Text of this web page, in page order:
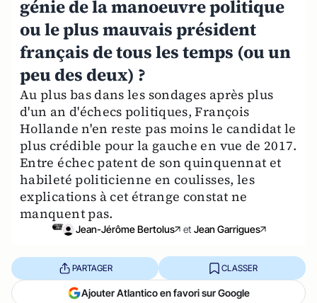
génie de la manoeuvre politique
ou le plus mauvais président
français de tous les temps (ou un
peu des deux) ?
Au plus bas dans les sondages après plus
d'un an d'échecs politiques, François
Hollande n'en reste pas moins le candidat le
plus crédible pour la gauche en vue de 2017.
Entre échec patent de son quinquennat et
habileté politicienne en coulisses, les
explications à cet étrange constat ne
manquent pas.
Jean-Jérôme Bertolus et Jean Garrigues
PARTAGER CLASSER
Ajouter Atlantico en favori sur Google